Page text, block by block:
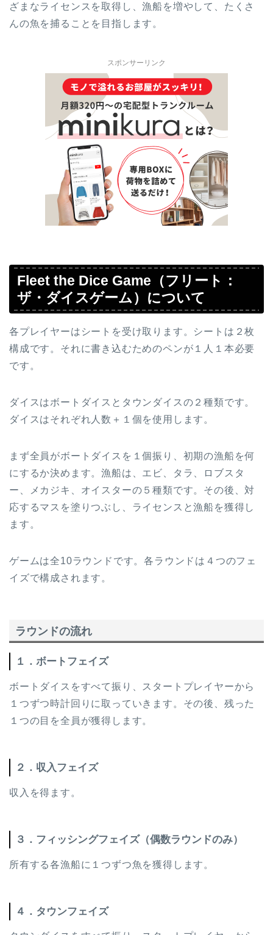
ざまなライセンスを取得し、漁船を増やして、たくさ
んの魚を捕ることを目指します。
スポンサーリンク
Fleet the Dice Game（フリート：
ザ・ダイスゲーム）について
各プレイヤーはシートを受け取ります。シートは２枚
構成です。それに書き込むためのペンが１人１本必要
です。
ダイスはボートダイスとタウンダイスの２種類です。
ダイスはそれぞれ人数＋１個を使用します。
まず全員がボートダイスを１個振り、初期の漁船を何
にするか決めます。漁船は、エビ、タラ、ロブスタ
ー、メカジキ、オイスターの５種類です。その後、対
応するマスを塗りつぶし、ライセンスと漁船を獲得し
ます。
ゲームは全10ラウンドです。各ラウンドは４つのフェ
イズで構成されます。
ラウンドの流れ
１．ボートフェイズ
ボートダイスをすべて振り、スタートプレイヤーから
１つずつ時計回りに取っていきます。その後、残った
１つの目を全員が獲得します。
２．収入フェイズ
収入を得ます。
３．フィッシングフェイズ（偶数ラウンドのみ）
所有する各漁船に１つずつ魚を獲得します。
４．タウンフェイズ